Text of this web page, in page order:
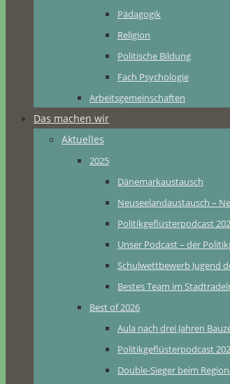
Pädagogik
Religion
Politische Bildung
Fach Psychologie
Arbeitsgemeinschaften
Das machen wir
Aktuelles
2025
Dänemarkaustausch
Neuseelandaustausch –
Politikgeflüsterpodcast
Unser Podcast – der
Schulwettbewerb Jugend
Bestes Team im
Best of 2026
Aula nach drei Jahren
Politikgeflüsterpodcast
Double-Sieger beim